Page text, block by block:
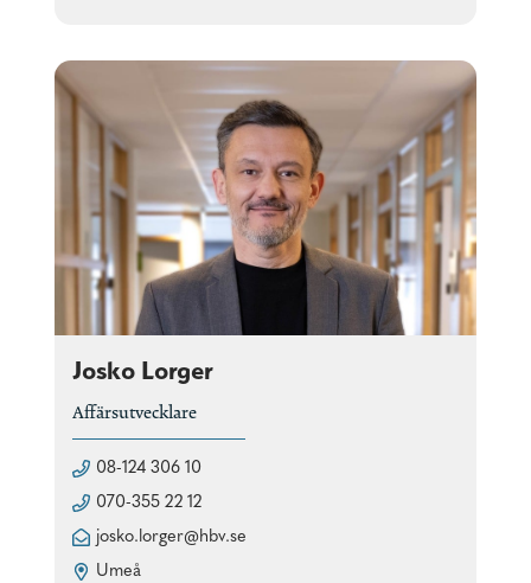
Josko Lorger
Affärsutvecklare
08-124 306 10
070-355 22 12
josko.lorger@hbv.se
Umeå